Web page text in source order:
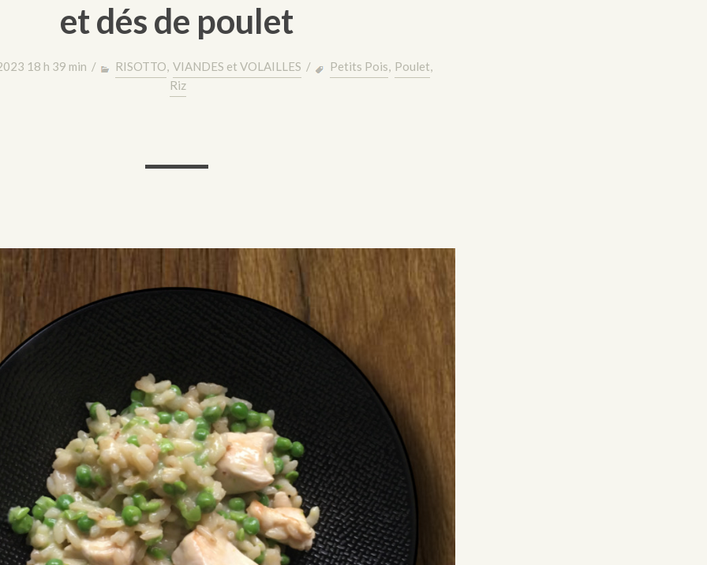
et dés de poulet
18 h 39 min / RISOTTO, VIANDES et VOLAILLES / Petits Pois, Poulet,
Riz